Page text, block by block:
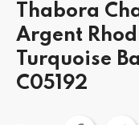
Thabora
Argent
Turquoise
C05192